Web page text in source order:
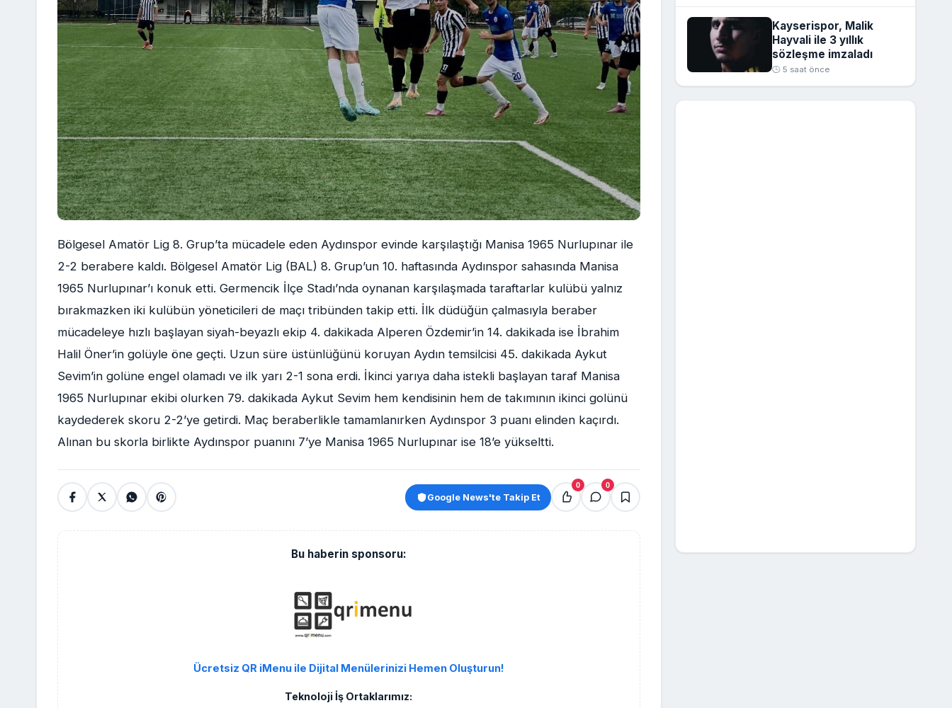
Bölgesel Amatör Lig 8. Grup’ta mücadele eden Aydınspor evinde karşılaştığı Manisa 1965 Nurlupınar ile
2-2 berabere kaldı. Bölgesel Amatör Lig (BAL) 8. Grup’un 10. haftasında Aydınspor sahasında Manisa
1965 Nurlupınar’ı konuk etti. Germencik İlçe Stadı’nda oynanan karşılaşmada taraftarlar kulübü yalnız
bırakmazken iki kulübün yöneticileri de maçı tribünden takip etti. İlk düdüğün çalmasıyla beraber
mücadeleye hızlı başlayan siyah-beyazlı ekip 4. dakikada Alperen Özdemir’in 14. dakikada ise İbrahim
Halil Öner’in golüyle öne geçti. Uzun süre üstünlüğünü koruyan Aydın temsilcisi 45. dakikada Aykut
Sevim’in golüne engel olamadı ve ilk yarı 2-1 sona erdi. İkinci yarıya daha istekli başlayan taraf Manisa
1965 Nurlupınar ekibi olurken 79. dakikada Aykut Sevim hem kendisinin hem de takımının ikinci golünü
kaydederek skoru 2-2’ye getirdi. Maç beraberlikle tamamlanırken Aydınspor 3 puanı elinden kaçırdı.
Alınan bu skorla birlikte Aydınspor puanını 7’ye Manisa 1965 Nurlupınar ise 18’e yükseltti.
Google News'te Takip Et
0 0
Bu haberin sponsoru:
Ücretsiz QR iMenu ile Dijital Menülerinizi Hemen Oluşturun!
Teknoloji İş Ortaklarımız:
Kayserispor, Malik
Hayvali ile 3 yıllık
sözleşme imzaladı
🕒 5 saat önce